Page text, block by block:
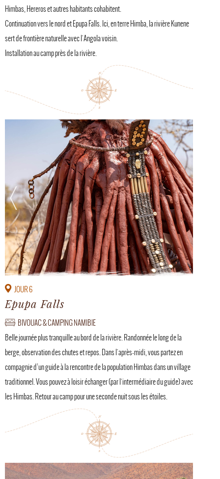
Himbas, Hereros et autres habitants cohabitent.
Continuation vers le nord et Epupa Falls. Ici, en terre Himba, la rivière Kunene
sert de frontière naturelle avec l'Angola voisin.
Installation au camp près de la rivière.
JOUR 6
Epupa Falls
BIVOUAC & CAMPING NAMIBIE
Belle journée plus tranquille au bord de la rivière. Randonnée le long de la
berge, observation des chutes et repos. Dans l'après-midi, vous partez en
compagnie d’un guide à la rencontre de la population Himbas dans un village
traditionnel. Vous pouvez à loisir échanger (par l'intermédiaire du guide) avec
les Himbas. Retour au camp pour une seconde nuit sous les étoiles.